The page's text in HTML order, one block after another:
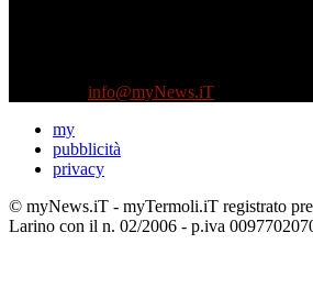
info@myNews.iT
my
pubblicità
privacy
© myNews.iT - myTermoli.iT registrato
Larino con il n. 02/2006 - p.iva